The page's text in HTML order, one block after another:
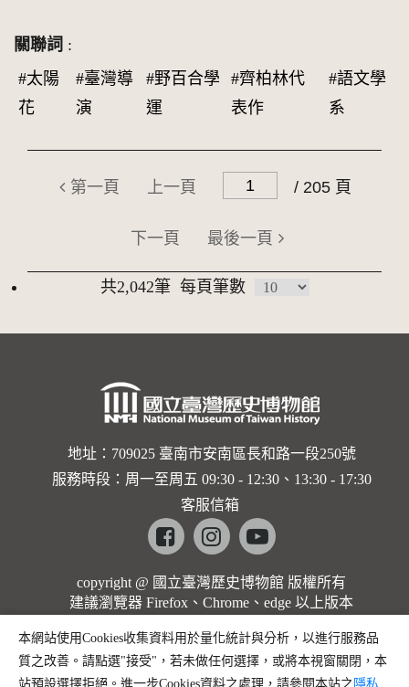
關聯詞 :
#太陽
花
#臺灣導
演
#野百合學
運
#齊柏林代
表作
#語文學
系
第一頁 上一頁 / 205 頁
下一頁 最後一頁
共2,042筆 每頁筆數
地址：709025 臺南市安南區長和路一段250號
服務時段：周一至周五 09:30 - 12:30、13:30 - 17:30
客服信箱
Facebookinstagramyoutube
copyright @ 國立臺灣歷史博物館 版權所有
建議瀏覽器 Firefox、Chrome、edge 以上版本
本網站使用Cookies收集資料用於量化統計與分析，以進行服務品
質之改善。請點選"接受"，若未做任何選擇，或將本視窗關閉，本
站預設選擇拒絕。進一步Cookies資料之處理，請參閱本站之 隱私